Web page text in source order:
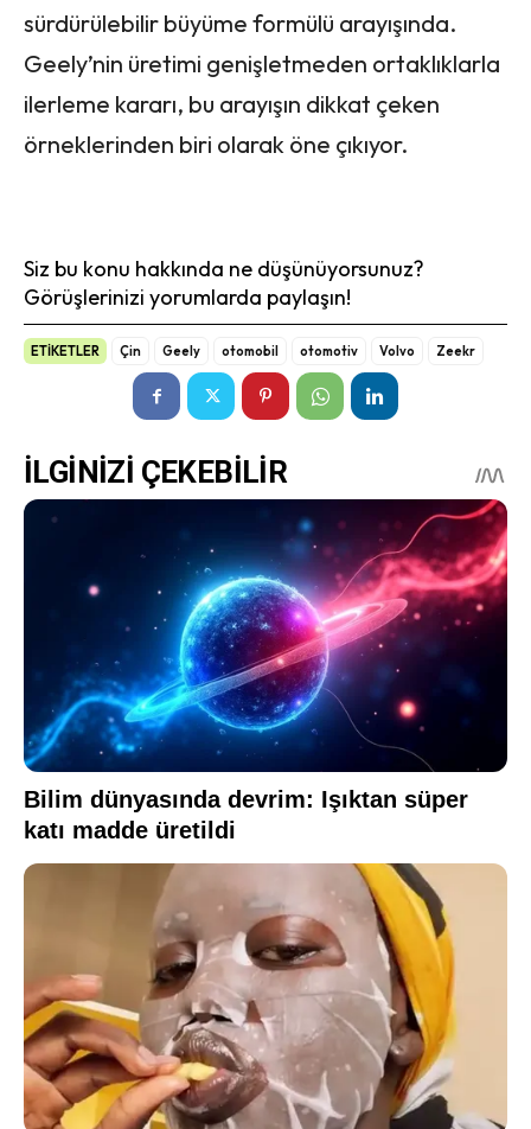
sürdürülebilir büyüme formülü arayışında.
Geely’nin üretimi genişletmeden ortaklıklarla
ilerleme kararı, bu arayışın dikkat çeken
örneklerinden biri olarak öne çıkıyor.
Siz bu konu hakkında ne düşünüyorsunuz?
Görüşlerinizi yorumlarda paylaşın!
ETİKETLER Çin Geely otomobil otomotiv Volvo Zeekr